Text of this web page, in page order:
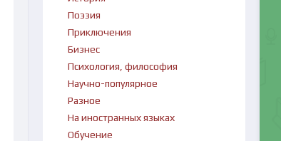
Поэзия
Приключения
Бизнес
Психология, философия
Научно-популярное
Разное
На иностранных языках
Обучение